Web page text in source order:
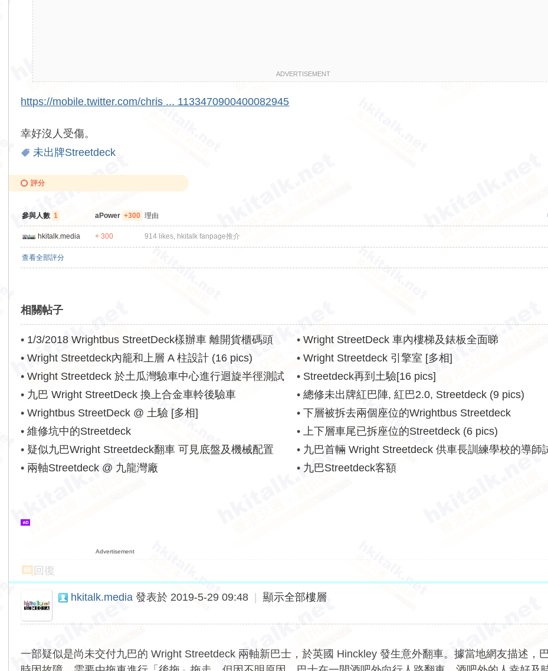
ADVERTISEMENT
https://mobile.twitter.com/chris ... 1133470900400082945
幸好沒人受傷。
未出牌Streetdeck
評分
參與人數 1 aPower +300 理由
hkitalk.media + 300 914 likes, hkitalk fanpage推介
查看全部評分
相關帖子
• 1/3/2018 Wrightbus StreetDeck樣辦車 離開貨櫃碼頭 • Wright StreetDeck 車內樓梯及錶板全面睇
•Wright Streetdeck內籠和上層 A 柱設計 (16 pics) • Wright Streetdeck 引擎室 [多相]
•Wright Streetdeck 於土瓜灣驗車中心進行迴旋半徑測試 • Streetdeck再到土驗[16 pics]
• 九巴 Wright StreetDeck 換上合金車軨後驗車 • 總修未出牌紅巴陣, 紅巴2.0, Streetdeck (9 pics)
•Wrightbus StreetDeck @ 土驗 [多相] • 下層被拆去兩個座位的Wrightbus Streetdeck
•維修坑中的Streetdeck • 上下層車尾已拆座位的Streetdeck (6 pics)
• 疑似九巴Wright Streetdeck翻車 可見底盤及機械配置 • 九巴首輛 Wright Streetdeck 供車長訓練學校的導師
• 兩軸Streetdeck @ 九龍灣廠 • 九巴Streetdeck客額
Advertisement
回復
hkitalk.media 發表於 2019-5-29 09:48 顯示全部樓層
一部疑似是尚未交付九巴的 Wright Streetdeck 兩軸新巴士，於英國 Hinckley 發生意外翻車。據當地網友描述，